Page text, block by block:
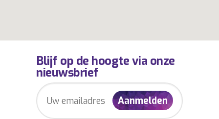
Blijf op de hoogte via onze
nieuwsbrief